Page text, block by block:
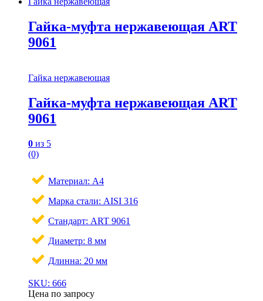
Гайка-муфта нержавеющая ART
9061
Гайка нержавеющая
Гайка-муфта нержавеющая ART
9061
0 из 5
(0)
Материал: A4
Марка стали: AISI 316
Стандарт: ART 9061
Диаметр: 8 мм
Длинна: 20 мм
SKU: 666
Цена по запросу